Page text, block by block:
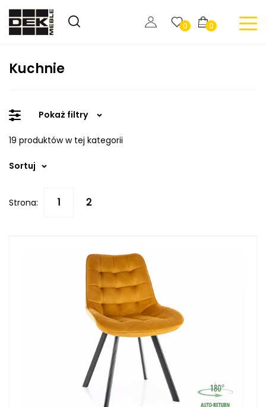
0 0
Kuchnie
Pokaż filtry
19 produktów w tej kategorii
Sortuj
Strona: